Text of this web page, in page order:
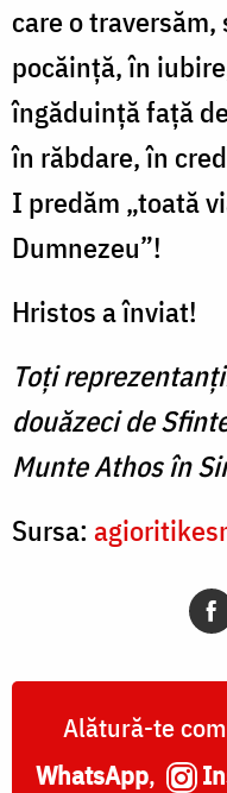
care o
pocăință, în
îngăduință față
în răbdare, în
I predăm „toată
Dumnezeu”!
Hristos a înviat!
Toți
douăzeci de
Munte Athos în
Sursa:
Alătură-te
WhatsApp,